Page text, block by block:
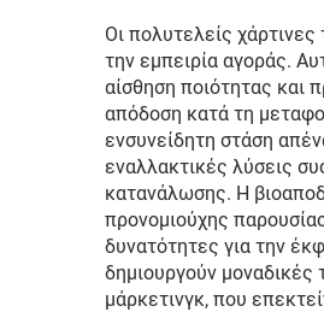
Τσάντες
Οι πολυτελείς
την εμπειρία αγοράς.
αίσθηση ποιότητας και
απόδοση κατά τη
ενσυνείδητη στάση
εναλλακτικές λύσεις
κατανάλωσης. Η
προνομιούχης
δυνατότητες για την
δημιουργούν
μάρκετινγκ, που